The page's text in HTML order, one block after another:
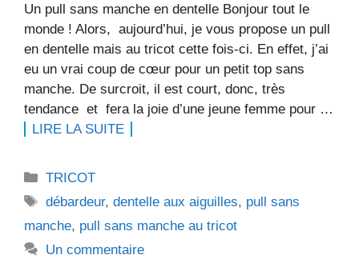
Un pull sans manche en dentelle Bonjour tout le
monde ! Alors, aujourd’hui, je vous propose un pull
en dentelle mais au tricot cette fois-ci. En effet, j’ai
eu un vrai coup de cœur pour un petit top sans
manche. De surcroit, il est court, donc, très
tendance et fera la joie d’une jeune femme pour …
LIRE LA SUITE
Catégories
TRICOT
Étiquettes
débardeur,dentelle aux aiguilles, pull sans
manche, pull sans manche au tricot
Un commentaire